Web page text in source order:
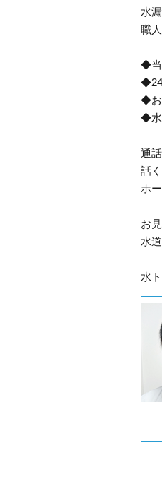
水
職
◆当
◆24
◆お
◆水
通
話
ホ
お
水
水